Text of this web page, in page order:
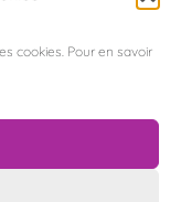
cookies. Pour en savoir